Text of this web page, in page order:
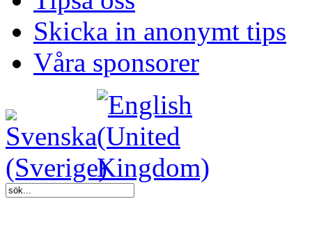
Skicka in anonymt tips
Våra sponsorer